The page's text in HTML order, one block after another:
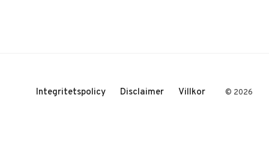
Integritetspolicy Disclaimer Villkor © 2026